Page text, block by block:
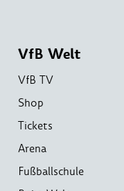
VfB Welt
VfB TV
Shop
Tickets
Arena
Fußballschule